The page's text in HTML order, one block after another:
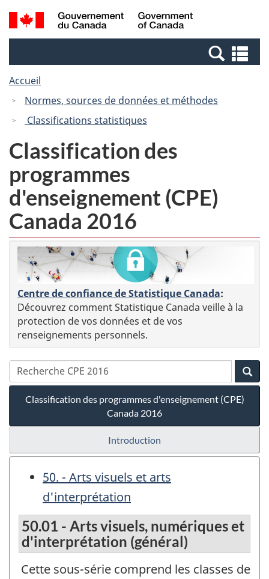
Passer
au
Passer
à
Canada
Recherche
et
et
Accueil
Normes, sources de données et méthodes
Classifications statistiques
Classification des
programmes
d'enseignement (CPE)
Canada 2016
Centre de confiance de Statistique Canada:
Découvrez comment Statistique Canada veille à la
protection de vos données et de vos
renseignements personnels.
Classification des programmes d'enseignement (CPE)
Canada 2016
Introduction
50. - Arts visuels et arts
d'interprétation
50.01 - Arts visuels, numériques et
d'interprétation (général)
Cette sous-série comprend les classes de